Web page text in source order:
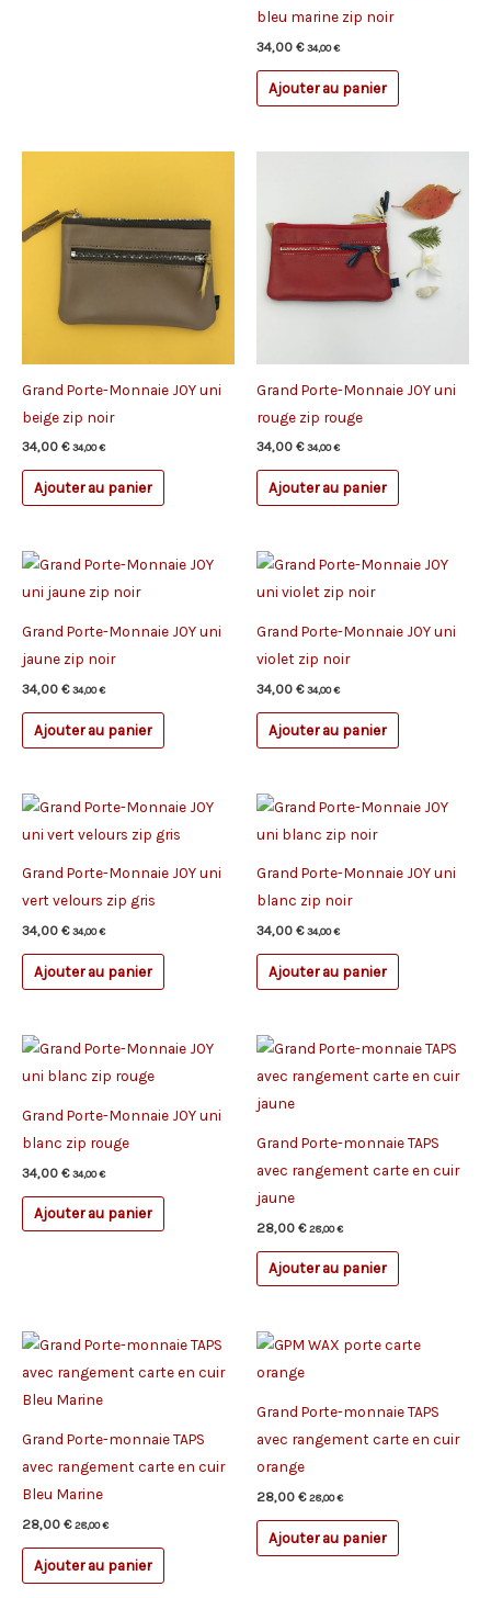
bleu marine zip noir
34,00 € 34,00€
Ajouter au panier
Grand Porte-Monnaie JOY uni
beige zip noir
34,00 € 34,00€
Ajouter au panier
Grand Porte-Monnaie JOY uni
rouge zip rouge
34,00 € 34,00€
Ajouter au panier
Grand Porte-Monnaie JOY uni
jaune zip noir
34,00 € 34,00€
Ajouter au panier
Grand Porte-Monnaie JOY uni
violet zip noir
34,00 € 34,00€
Ajouter au panier
Grand Porte-Monnaie JOY uni
vert velours zip gris
34,00 € 34,00€
Ajouter au panier
Grand Porte-Monnaie JOY uni
blanc zip noir
34,00 € 34,00€
Ajouter au panier
Grand Porte-Monnaie JOY uni
blanc zip rouge
34,00 € 34,00€
Ajouter au panier
Grand Porte-monnaie TAPS
avec rangement carte en cuir
jaune
28,00 € 28,00€
Ajouter au panier
Grand Porte-monnaie TAPS
avec rangement carte en cuir
Bleu Marine
28,00 € 28,00€
Ajouter au panier
Grand Porte-monnaie TAPS
avec rangement carte en cuir
orange
28,00 € 28,00€
Ajouter au panier